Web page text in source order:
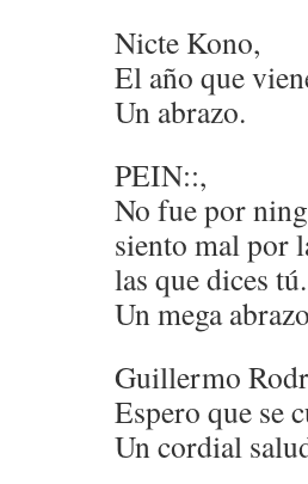
Nicte Kono,
El año que
Un abrazo.
PEIN::,
No fue por
siento mal por
las que dices tú.
Un mega
Guillermo
Espero que se
Un cordial